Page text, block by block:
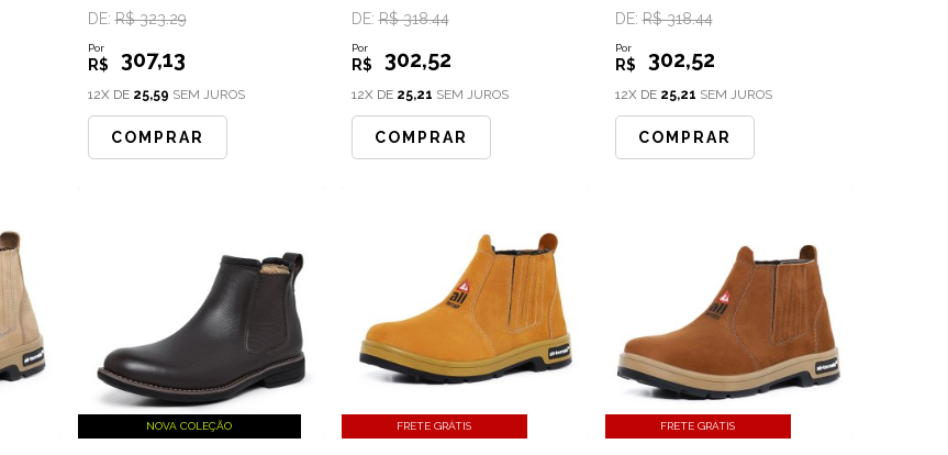
DE:R$ 323.29
Por
R$ 307,13
12X DE 25,59 SEM JUROS
COMPRAR
DE:R$ 318.44
Por
R$ 302,52
12X DE 25,21 SEM JUROS
COMPRAR
DE:R$ 318.44
Por
R$ 302,52
12X DE 25,21 SEM JUROS
COMPRAR
NOVA COLEÇÃO FRETE GRÁTIS FRETE GRÁTIS